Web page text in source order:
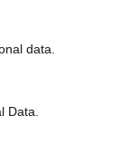
data.
Data.
μία